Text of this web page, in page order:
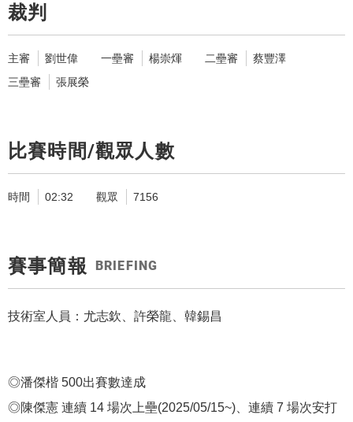
裁判
主審 劉世偉 一壘審 楊崇煇 二壘審
蔡豐澤
三壘審
張展榮
比賽時間/觀眾人數
時間 02:32 觀眾 7156
賽事簡報 BRIEFING
技術室人員：尤志欽、許榮龍、韓錫昌
◎潘傑楷 500出賽數達成
◎陳傑憲 連續 14 場次上壘(2025/05/15~)、連續 7 場次安打